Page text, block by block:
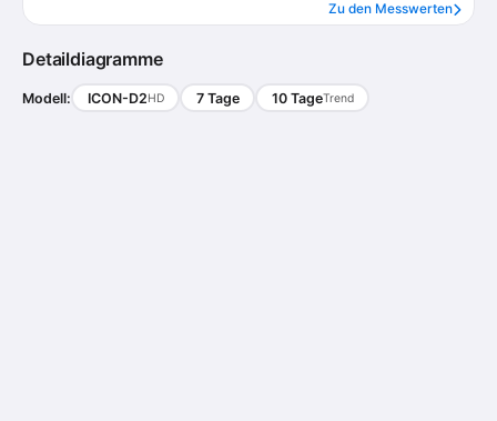
Zu den Messwerten
Detaildiagramme
Modell: ICON-D2HD 7 Tage 10 TageTrend